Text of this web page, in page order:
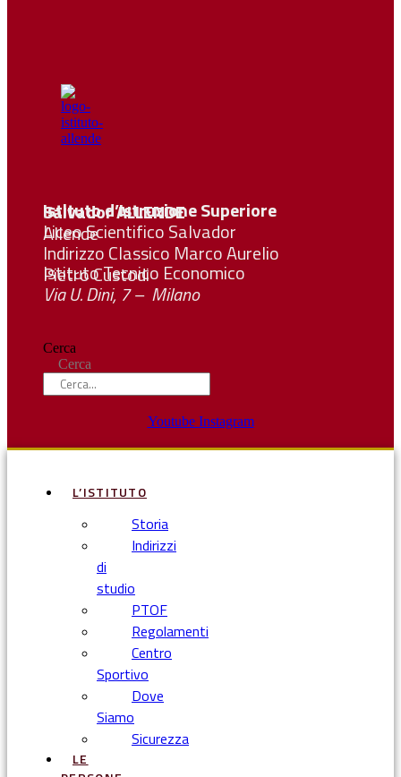
Istituto d’Istruzione Superiore SalvadorALLENDE
Liceo Scientifico Salvador Allende
Indirizzo Classico Marco Aurelio
Istituto Tecnico Economico Pietro Custodi
Via U. Dini, 7 – Milano
Cerca
Cerca
Youtube Instagram
L’ISTITUTO
Storia
Indirizzi
di
studio
PTOF
Regolamenti
Centro
Sportivo
Dove
Siamo
Sicurezza
LE